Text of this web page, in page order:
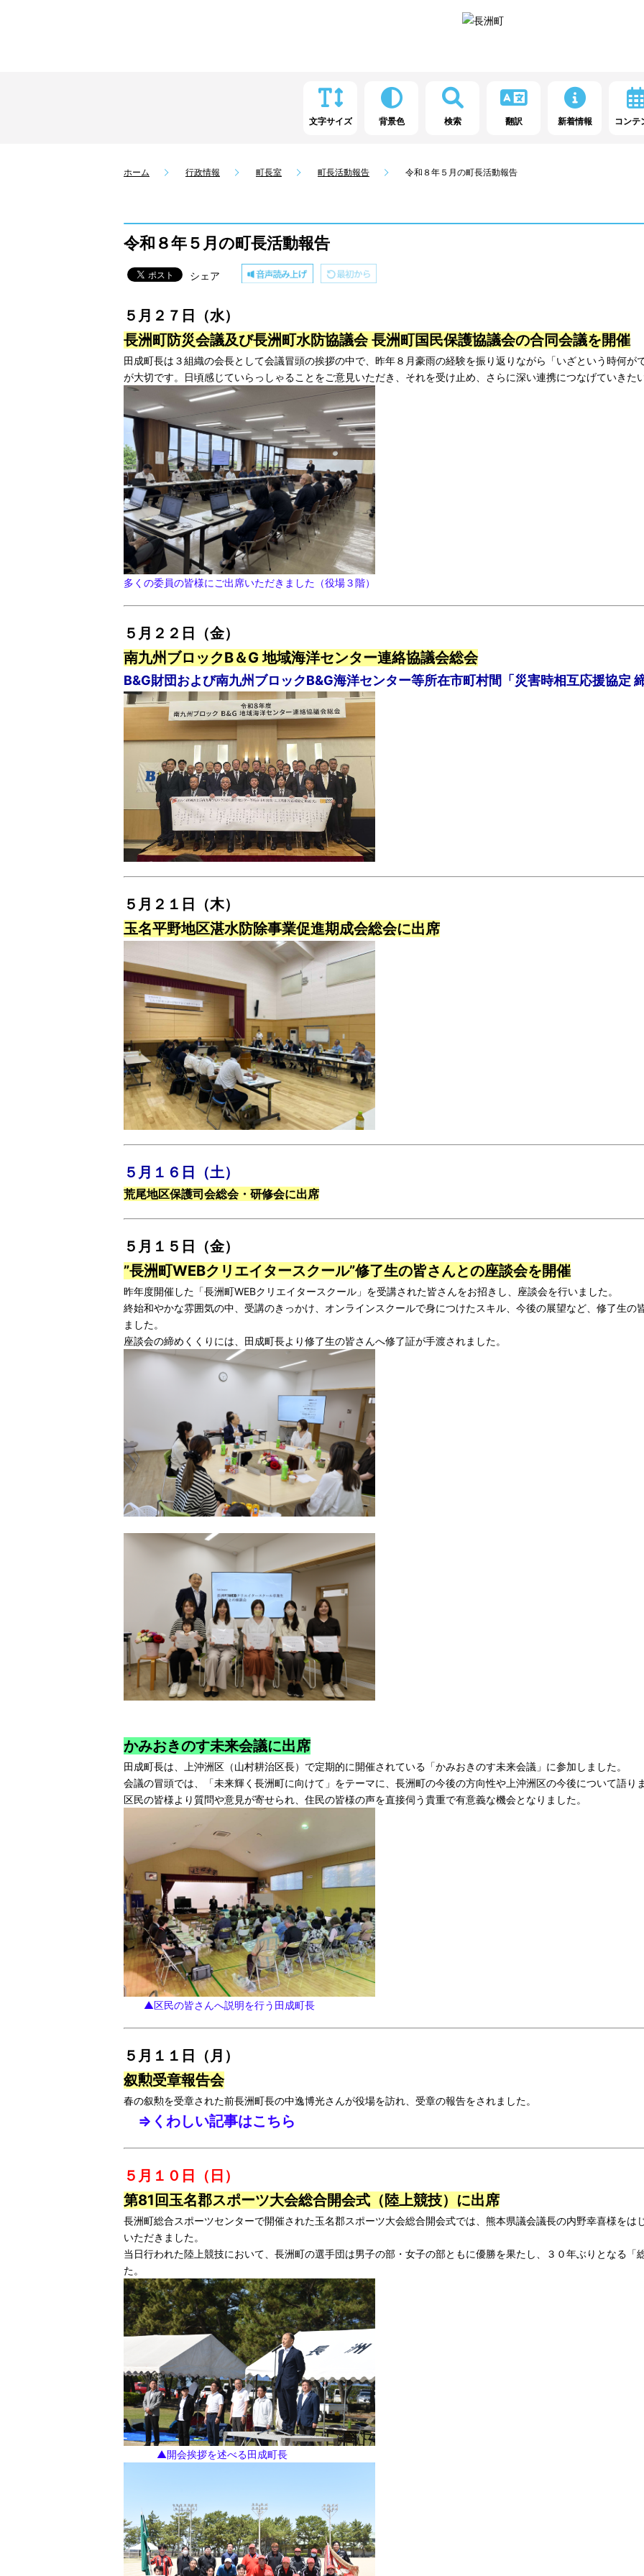
文字サイズ 背景色 検索 翻訳 新着情報 コンテ
ホーム 行政情報 町長室 町長活動報告 令和８年５月の町長活動報告
令和８年５月の町長活動報告
シェア
５月２７日（水）
長洲町防災会議及び長洲町水防協議会 長洲町国民保護協議会の合同会議を開催
田成町長は３組織の会長として会議冒頭の挨拶の中で、昨年８月豪雨の経験を振り返りながら「いざという時何が
が大切です。日頃感じていらっしゃることをご意見いただき、それを受け止め、さらに深い連携につなげていきた
多くの委員の皆様にご出席いただきました（役場３階）
５月２２日（金）
南九州ブロックB＆G 地域海洋センター連絡協議会総会
B&G財団および南九州ブロックB&G海洋センター等所在市町村間「災害時相互応援協定
５月２１日（木）
玉名平野地区湛水防除事業促進期成会総会に出席
５月１６日（土）
荒尾地区保護司会総会・研修会に出席
５月１５日（金）
”長洲町WEBクリエイタースクール”修了生の皆さんとの座談会を開催
昨年度開催した「長洲町WEBクリエイタースクール」を受講された皆さんをお招きし、座談会を行いました。
終始和やかな雰囲気の中、受講のきっかけ、オンラインスクールで身につけたスキル、今後の展望など、修了生の
ました。
座談会の締めくくりには、田成町長より修了生の皆さんへ修了証が手渡されました。
かみおきのす未来会議に出席
田成町長は、上沖洲区（山村耕治区長）で定期的に開催されている「かみおきのす未来会議」に参加しました。
会議の冒頭では、「未来輝く長洲町に向けて」をテーマに、長洲町の今後の方向性や上沖洲区の今後について語り
区民の皆様より質問や意見が寄せられ、住民の皆様の声を直接伺う貴重で有意義な機会となりました。
▲区民の皆さんへ説明を行う田成町長
５月１１日（月）
叙勲受章報告会
春の叙勲を受章された前長洲町長の中逸博光さんが役場を訪れ、受章の報告をされました。
⇒くわしい記事はこちら
５月１０日（日）
第81回玉名郡スポーツ大会総合開会式（陸上競技）に出席
長洲町総合スポーツセンターで開催された玉名郡スポーツ大会総合開会式では、熊本県議会議長の内野幸喜様をは
いただきました。
当日行われた陸上競技において、長洲町の選手団は男子の部・女子の部ともに優勝を果たし、３０年ぶりとなる「
た。
▲開会挨拶を述べる田成町長